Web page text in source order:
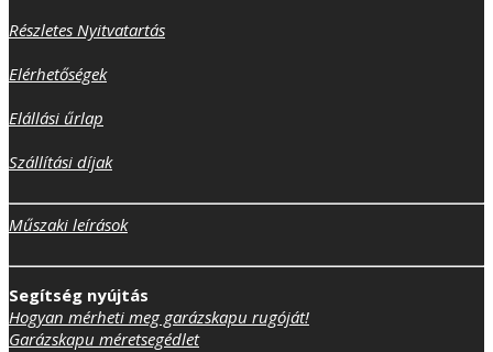
Részletes Nyitvatartás
Elérhetőségek
Elállási űrlap
Szállítási díjak
Műszaki leírások
Segítség nyújtás
Hogyan mérheti meg garázskapu rugóját!
Garázskapu méretsegédlet